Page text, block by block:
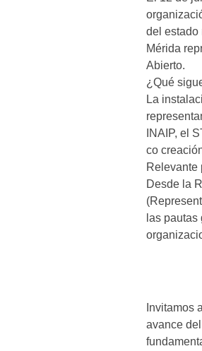
del estado
Mérida
Abierto.
¿Qué
La
INAIP, el
co
Relevante
Desde la
las
Invitamos
avance